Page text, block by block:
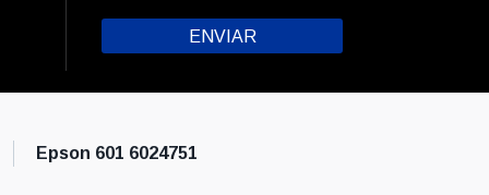
Epson 601 6024751